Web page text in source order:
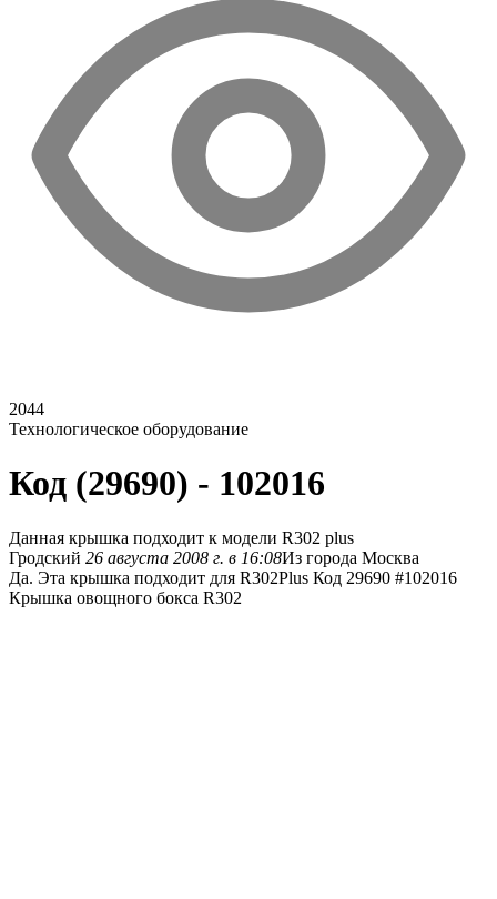
2044
Технологическое оборудование
Код (29690) - 102016
Данная крышка подходит к модели R302 plus
Гродский 26 августа 2008 г. в 16:08Из города Москва
Да. Эта крышка подходит для R302Plus Код 29690 #102016
Крышка овощного бокса R302